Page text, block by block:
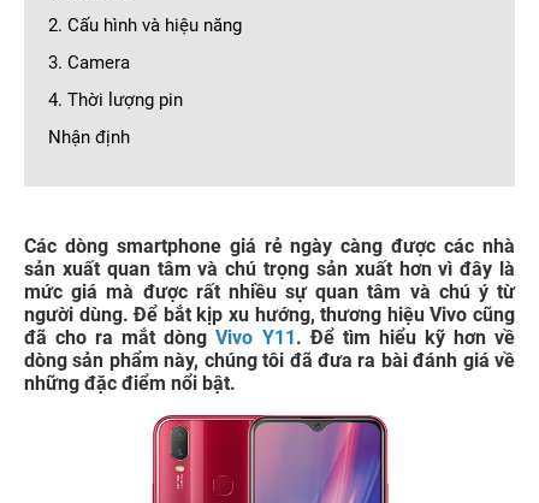
2. Cấu hình và hiệu năng
3. Camera
4. Thời lượng pin
Nhận định
Các dòng smartphone giá rẻ ngày càng được các nhà
sản xuất quan tâm và chú trọng sản xuất hơn vì đây là
mức giá mà được rất nhiều sự quan tâm và chú ý từ
người dùng. Để bắt kịp xu hướng, thương hiệu Vivo cũng
đã cho ra mắt dòngVivo Y11. Để tìm hiểu kỹ hơn về
dòng sản phẩm này, chúng tôi đã đưa ra bài đánh giá về
những đặc điểm nổi bật.